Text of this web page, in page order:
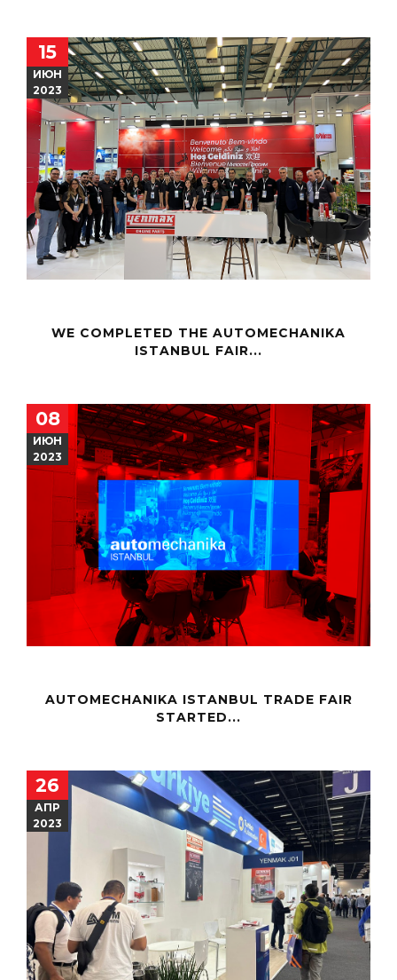
15
ИЮН
2023
WE COMPLETED THE AUTOMECHANIKA
ISTANBUL FAIR...
08
ИЮН
2023
AUTOMECHANIKA ISTANBUL TRADE FAIR
STARTED...
26
АПР
2023